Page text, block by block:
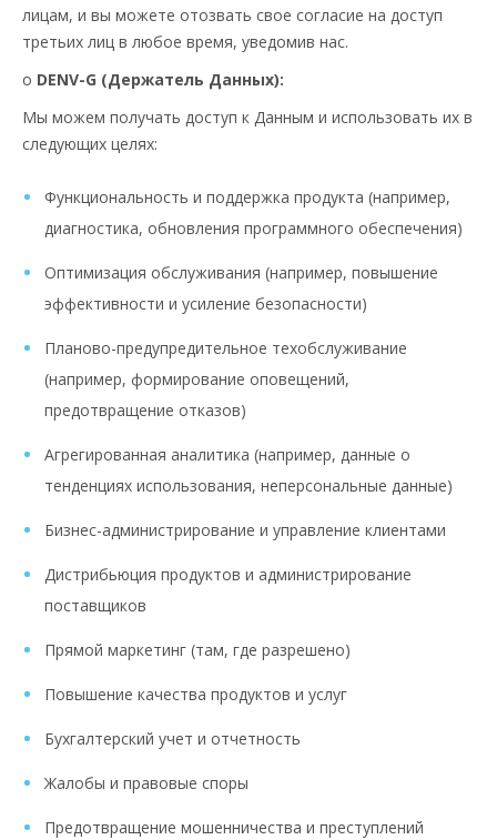
лицам, и вы можете отозвать свое согласие на доступ
третьих лиц в любое время, уведомив нас.
о DENV-G (Держатель Данных):
Мы можем получать доступ к Данным и использовать их в
следующих целях:
Функциональность и поддержка продукта (например,
диагностика, обновления программного обеспечения)
Оптимизация обслуживания (например, повышение
эффективности и усиление безопасности)
Планово-предупредительное техобслуживание
(например, формирование оповещений,
предотвращение отказов)
Агрегированная аналитика (например, данные о
тенденциях использования, неперсональные данные)
Бизнес-администрирование и управление клиентами
Дистрибьюция продуктов и администрирование
поставщиков
Прямой маркетинг (там, где разрешено)
Повышение качества продуктов и услуг
Бухгалтерский учет и отчетность
Жалобы и правовые споры
Предотвращение мошенничества и преступлений